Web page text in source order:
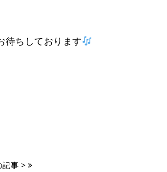
待ちしております
記事 >